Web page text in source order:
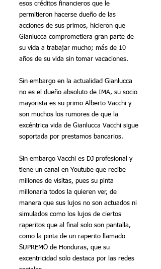
esos créditos financieros que le
permitieron hacerse dueño de las
acciones de sus primos, hicieron que
Gianlucca comprometiera gran parte de
su vida a trabajar mucho; más de 10
años de su vida sin tomar vacaciones.
Sin embargo en la actualidad Gianlucca
no es el dueño absoluto de IMA, su socio
mayorista es su primo Alberto Vacchi y
son muchos los rumores de que la
excéntrica vida de Gianlucca Vacchi sigue
soportada por prestamos bancarios.
Sin embargo Vacchi es DJ profesional y
tiene un canal en Youtube que recibe
millones de visitas, pues su pinta
millonaria todos la quieren ver, de
manera que sus lujos no son actuados ni
simulados como los lujos de ciertos
raperitos que al final solo son pantalla,
como la pinta de un raperito llamado
SUPREMO de Honduras, que su
excentricidad solo destaca por las redes